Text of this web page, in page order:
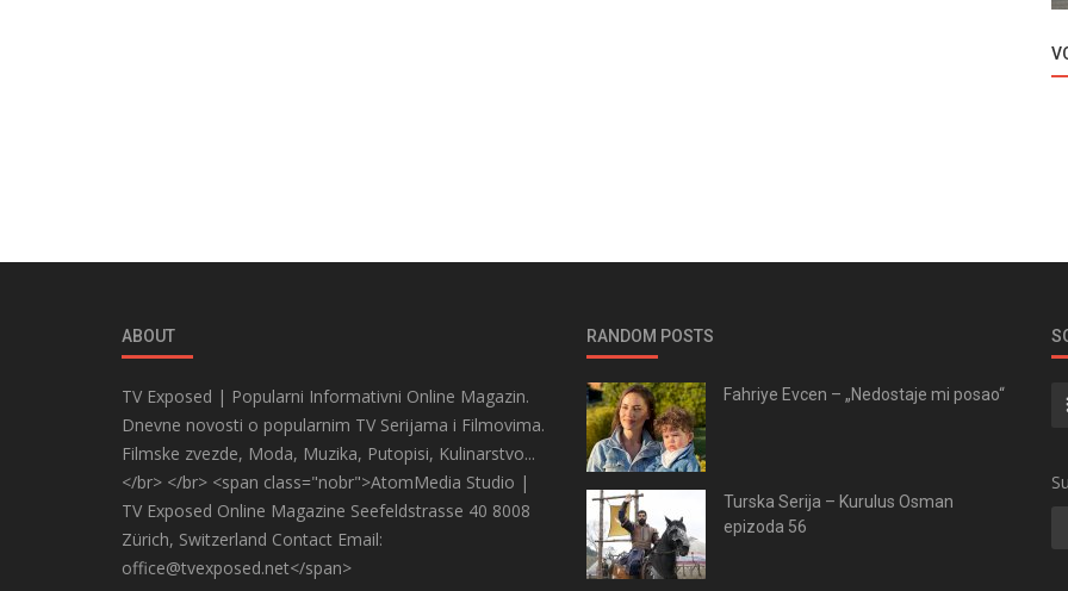
ABOUT
TV Exposed | Popularni Informativni Online Magazin.
Dnevne novosti o popularnim TV Serijama i Filmovima.
Filmske zvezde, Moda, Muzika, Putopisi, Kulinarstvo...
</br> </br> <span class="nobr">AtomMedia Studio |
TV Exposed Online Magazine Seefeldstrasse 40 8008
Zürich, Switzerland Contact Email:
office@tvexposed.net</span>
RANDOM POSTS
Fahriye Evcen – „Nedostaje mi posao“
Turska Serija – Kurulus Osman
epizoda 56